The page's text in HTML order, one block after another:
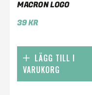
MACRON LOGO
39KR
LÄGG TILL I
VARUKORG